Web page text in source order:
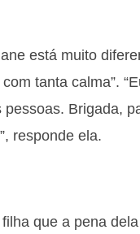
está muito
tanta calma”.
pessoas. Brigada,
responde ela.
que a pena